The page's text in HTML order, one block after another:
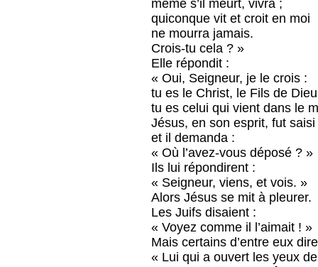
même s’il meurt, vivra ;
quiconque vit et croit en moi
ne mourra jamais.
Crois-tu cela ? »
Elle répondit :
« Oui, Seigneur, je le crois :
tu es le Christ, le Fils de
tu es celui qui vient dans le
Jésus, en son esprit, fut
et il demanda :
« Où l’avez-vous déposé ? »
Ils lui répondirent :
« Seigneur, viens, et vois. »
Alors Jésus se mit à pleurer.
Les Juifs disaient :
« Voyez comme il l’aimait ! »
Mais certains d’entre eux
« Lui qui a ouvert les yeux de